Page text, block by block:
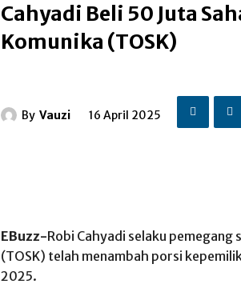
Cahyadi Beli 50 Juta
Komunika (TOSK)
By Vauzi 16 April 2025
EBuzz-Robi Cahyadi selaku pemegang
(TOSK) telah menambah porsi
2025.